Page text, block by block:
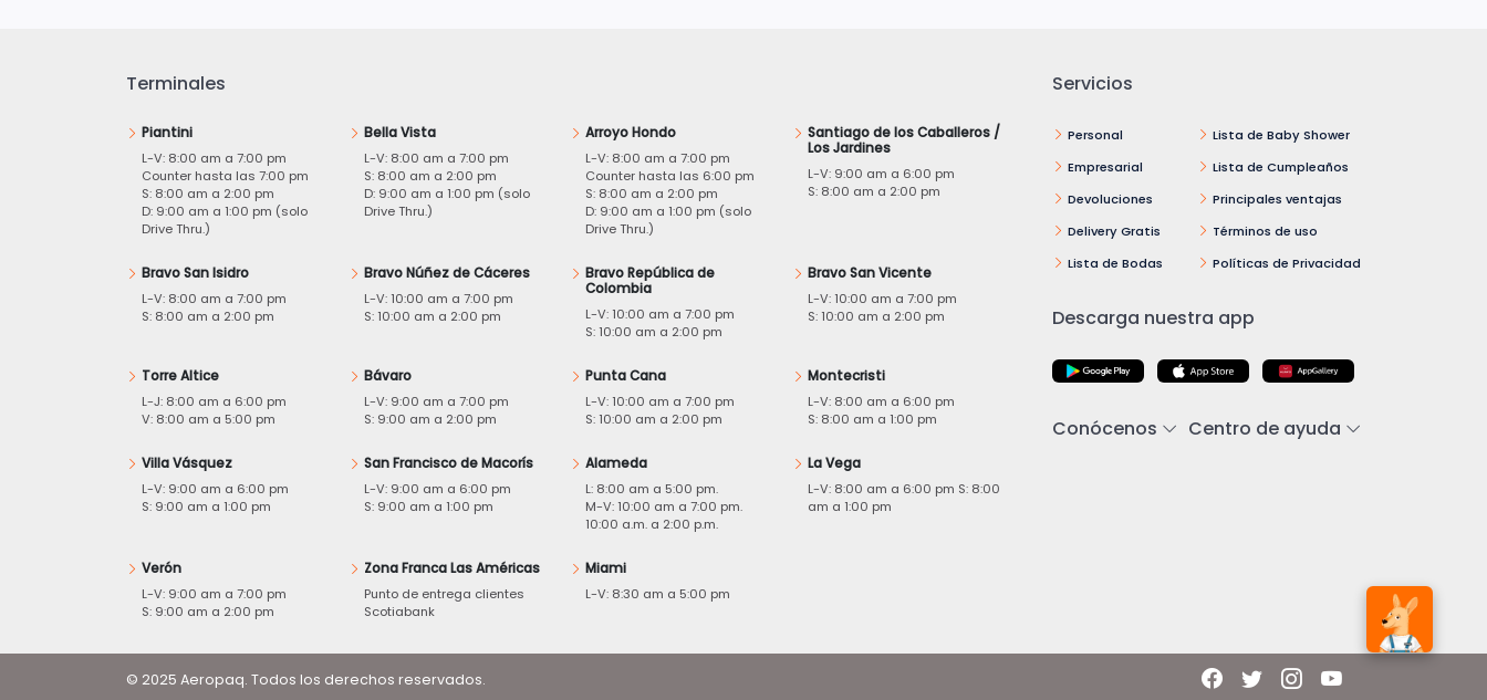
Terminales
Piantini
L-V: 8:00 am a 7:00 pm
Counter hasta las 7:00 pm
S: 8:00 am a 2:00 pm
D: 9:00 am a 1:00 pm (solo
Drive Thru.)
Bella Vista
L-V: 8:00 am a 7:00 pm
S: 8:00 am a 2:00 pm
D: 9:00 am a 1:00 pm (solo
Drive Thru.)
Arroyo Hondo
L-V: 8:00 am a 7:00 pm
Counter hasta las 6:00 pm
S: 8:00 am a 2:00 pm
D: 9:00 am a 1:00 pm (solo
Drive Thru.)
Santiago de los Caballeros /
Los Jardines
L-V: 9:00 am a 6:00 pm
S: 8:00 am a 2:00 pm
Bravo San Isidro
L-V: 8:00 am a 7:00 pm
S: 8:00 am a 2:00 pm
Bravo Núñez de Cáceres
L-V: 10:00 am a 7:00 pm
S: 10:00 am a 2:00 pm
Bravo República de
Colombia
L-V: 10:00 am a 7:00 pm
S: 10:00 am a 2:00 pm
Bravo San Vicente
L-V: 10:00 am a 7:00 pm
S: 10:00 am a 2:00 pm
Torre Altice
L-J: 8:00 am a 6:00 pm
V: 8:00 am a 5:00 pm
Bávaro
L-V: 9:00 am a 7:00 pm
S: 9:00 am a 2:00 pm
Punta Cana
L-V: 10:00 am a 7:00 pm
S: 10:00 am a 2:00 pm
Montecristi
L-V: 8:00 am a 6:00 pm
S: 8:00 am a 1:00 pm
Villa Vásquez
L-V: 9:00 am a 6:00 pm
S: 9:00 am a 1:00 pm
San Francisco de Macorís
L-V: 9:00 am a 6:00 pm
S: 9:00 am a 1:00 pm
Alameda
L: 8:00 am a 5:00 pm.
M-V: 10:00 am a 7:00 pm.
10:00 a.m. a 2:00 p.m.
La Vega
L-V: 8:00 am a 6:00 pm S: 8:00
am a 1:00 pm
Verón
L-V: 9:00 am a 7:00 pm
S: 9:00 am a 2:00 pm
Zona Franca Las Américas
Punto de entrega clientes
Scotiabank
Miami
L-V: 8:30 am a 5:00 pm
Servicios
Personal
Empresarial
Devoluciones
Delivery Gratis
Lista de Bodas
Lista de Baby Shower
Lista de Cumpleaños
Principales ventajas
Términos de uso
Políticas de Privacidad
Descarga nuestra app
Conócenos Centro de ayuda
© 2025 Aeropaq. Todos los derechos reservados.